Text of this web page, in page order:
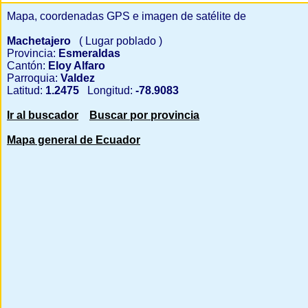
Mapa, coordenadas GPS e imagen de satélite de
Machetajero
( Lugar poblado )
Provincia: Esmeraldas
Cantón: Eloy Alfaro
Parroquia: Valdez
Latitud: 1.2475 Longitud: -78.9083
Ir al buscador Buscar por provincia
Mapa general de Ecuador